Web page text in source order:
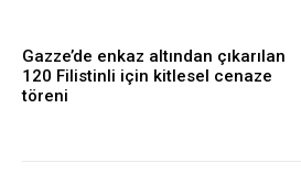
Gazze’de enkaz altından çıkarılan
120 Filistinli için kitlesel cenaze
töreni